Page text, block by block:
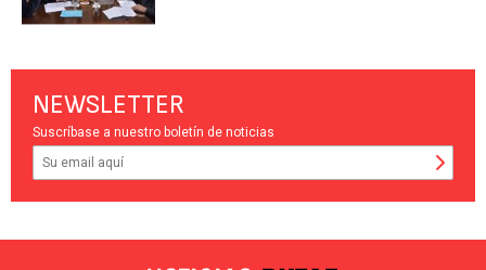
NEWSLETTER
Suscríbase a nuestro boletín de noticias